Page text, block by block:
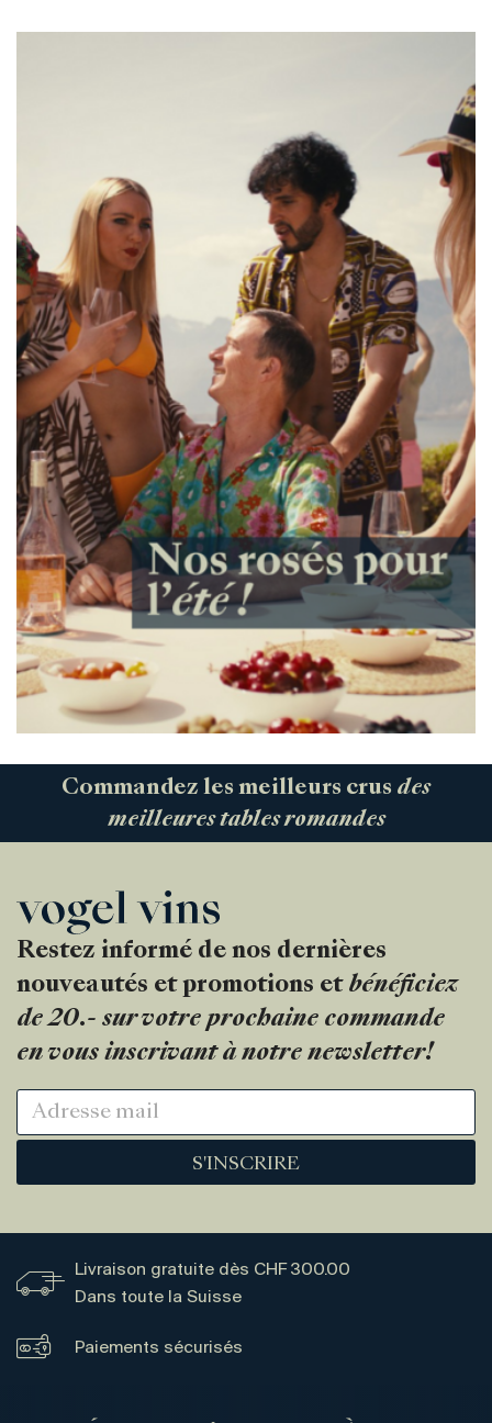
Commandez les meilleurs crus des
meilleures tables romandes
Restez informé de nos dernières
nouveautés et promotions et bénéficiez
de 20.- sur votre prochaine commande
en vous inscrivant à notre newsletter!
S'INSCRIRE
Livraison gratuite dès CHF 300.00
Dans toute la Suisse
Paiements sécurisés